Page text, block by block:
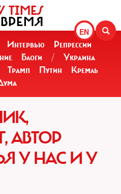
EN
TIMES
Интервью
Репрессии
Блоги /
Украина
Трамп Путин
Кремль
АВТОР
У НАС И У